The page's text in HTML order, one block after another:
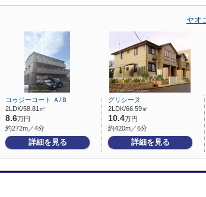
ヤオ
コゥジーコート Ａ/Ｂ
2LDK/58.81㎡
8.6万円
約272m／4分
詳細を見る
グリシーヌ
2LDK/66.59㎡
10.4万円
約420m／6分
詳細を見る